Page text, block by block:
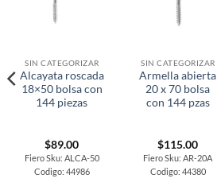
SIN CATEGORIZAR
Alcayata roscada
18×50 bolsa con
144 piezas
$89.00
Fiero Sku: ALCA-50
Codigo: 44986
SIN CATEGORIZAR
Armella abierta
20 x 70 bolsa
con 144 pzas
$115.00
Fiero Sku: AR-20A
Codigo: 44380